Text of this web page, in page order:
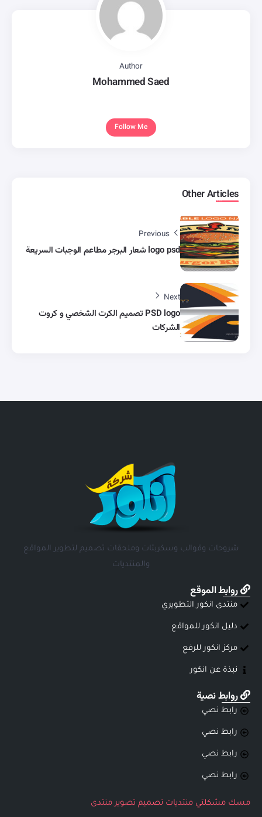
Author
Mohammed Saed
Follow Me
Other Articles
Previous
logo psd شعار البرجر مطاعم الوجبات السريعة
Next
PSD logo تصميم الكرت الشخصي و كروت
الشركات
شروحات وقوالب وسكربتات وملحقات تصميم لتطوير المواقع
والمنتديات
روابط الموقع
منتدى انكور التطويري
دليل انكور للمواقع
مركز انكور للرفع
نبذة عن انكور
روابط نصية
رابط نصي
رابط نصي
رابط نصي
رابط نصي
مسك مشكلتي منتديات تصميم تصوير منتدى